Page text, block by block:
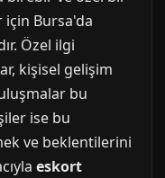
için Bursa'da
Özel ilgi
kişisel gelişim
bu
ise bu
ve beklentilerini
eskort